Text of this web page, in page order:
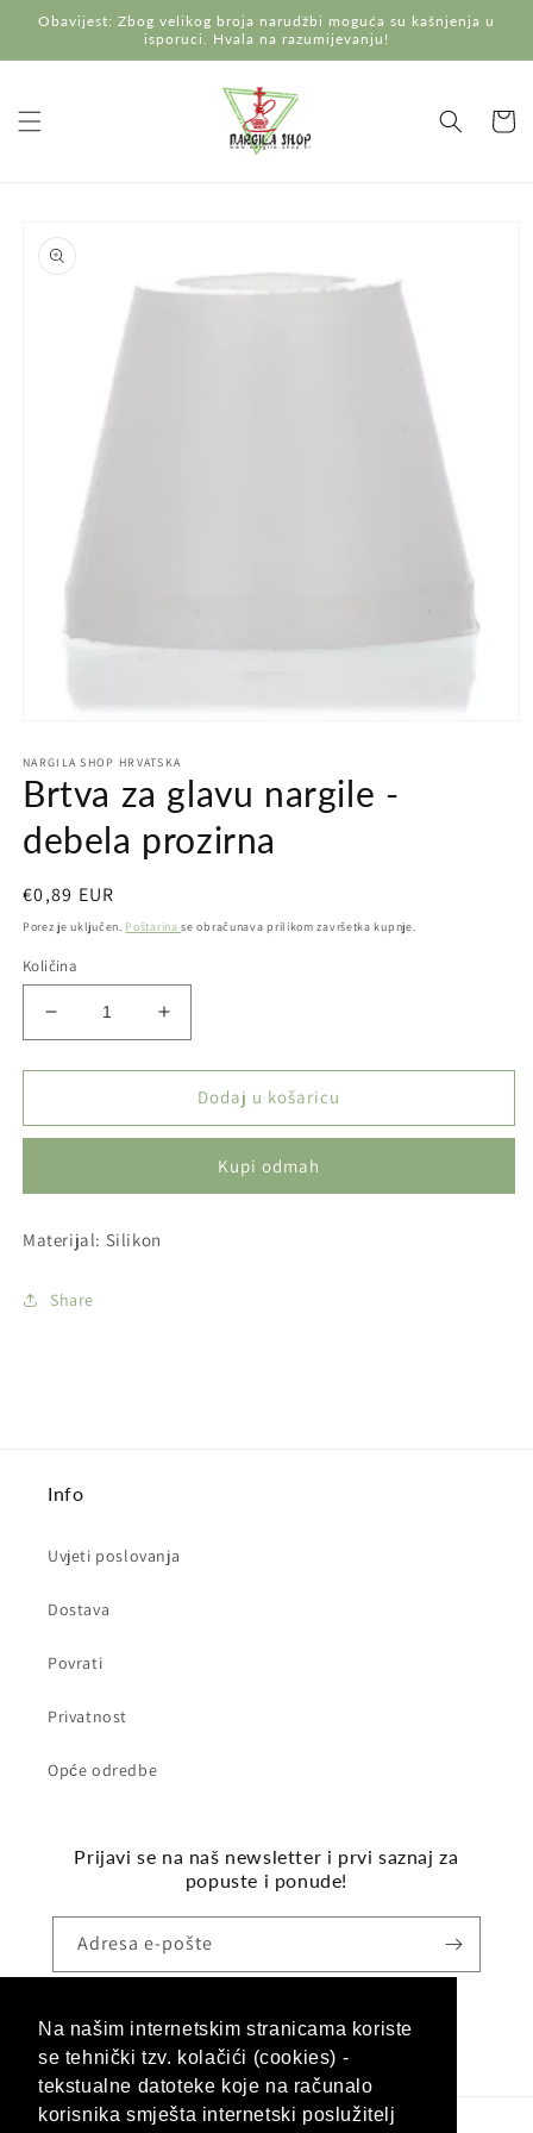
Na našim internetskim stranicama koriste
se tehnički tzv. kolačići (cookies) -
tekstualne datoteke koje na računalo
korisnika smješta internetski poslužitelj
na
Obavijest: Zbog velikog broja narudžbi moguća su kašnjenja u
isporuci. Hvala na razumijevanju!
proizvodu
1
u
dijaloškom
NARGILA SHOP HRVATSKA
Brtva za glavu nargile -
debela prozirna
Redovna
cijena
€0,89 EUR
Porez je uključen. Poštarinase obračunava prilikom završetka kupnje.
Količina
Smanji
količinu
proizvoda
za
-
prozirna
Povećaj
količinu
proizvoda
Brtva
za
nargile
-
Dodaj u košaricu
Kupi odmah
Materijal: Silikon
Share
Info
Uvjeti poslovanja
Dostava
Povrati
Privatnost
Opće odredbe
Prijavi se na naš newsletter i prvi saznaj za
popuste i ponude!
Adresa e-pošte
FacebookInstagram